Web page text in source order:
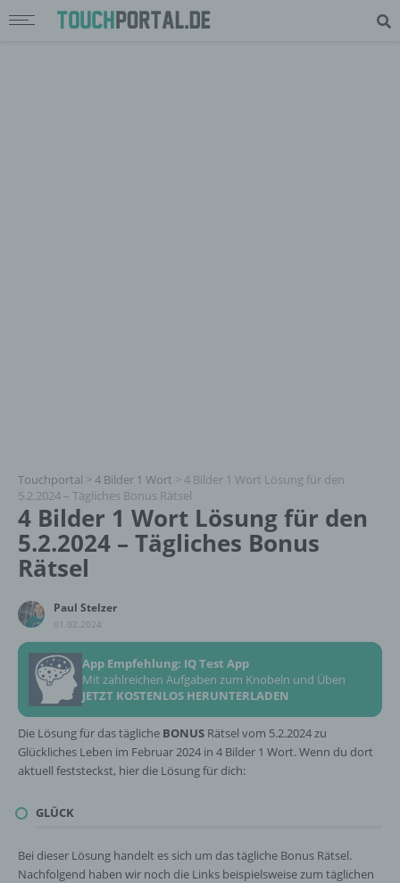
Touchportal > 4 Bilder 1 Wort > 4 Bilder 1 Wort Lösung für den
5.2.2024 – Tägliches Bonus Rätsel
4 Bilder 1 Wort Lösung für den
5.2.2024 – Tägliches Bonus
Rätsel
Paul Stelzer
01.02.2024
App Empfehlung: IQ Test App
Mit zahlreichen Aufgaben zum Knobeln und Üben
JETZT KOSTENLOS HERUNTERLADEN
Die Lösung für das tägliche BONUS Rätsel vom 5.2.2024 zu
Glückliches Leben im Februar 2024 in 4 Bilder 1 Wort. Wenn du dort
aktuell feststeckst, hier die Lösung für dich:
GLÜCK
Bei dieser Lösung handelt es sich um das tägliche Bonus Rätsel.
Nachfolgend haben wir noch die Links beispielsweise zum täglichen